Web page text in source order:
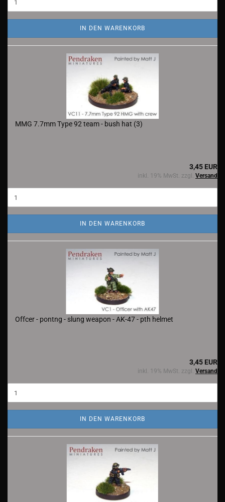
IN DEN WARENKORB
MMG 7.7mm Type 92 team - bush hat (3)
3,45 EUR
inkl. 19% MwSt. zzgl. Versand
IN DEN WARENKORB
Offcer - pontng - slung weapon - AK-47 - pth helmet
3,45 EUR
inkl. 19% MwSt. zzgl. Versand
IN DEN WARENKORB